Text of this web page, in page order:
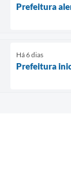
Prefeitura
Há 6 dias
Prefeitura